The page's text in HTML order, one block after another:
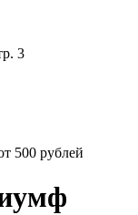
3
500 рублей